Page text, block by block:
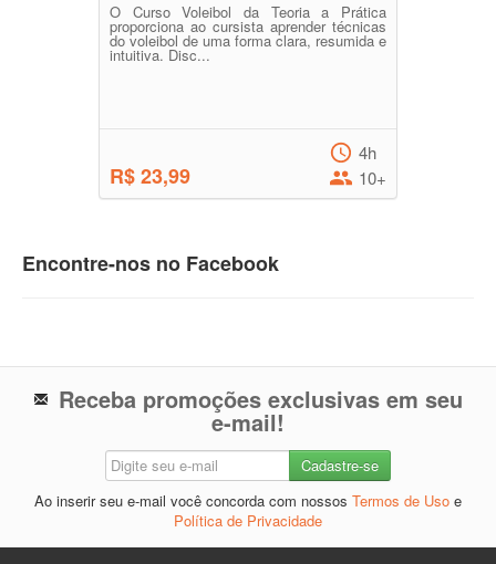
O Curso Voleibol da Teoria a Prática
proporciona ao cursista aprender técnicas
do voleibol de uma forma clara, resumida e
intuitiva. Disc...
R$ 23,99
4h
10+
Encontre-nos no Facebook
Receba promoções exclusivas em seu
e-mail!
Ao inserir seu e-mail você concorda com nossos Termos de Uso e
Política de Privacidade